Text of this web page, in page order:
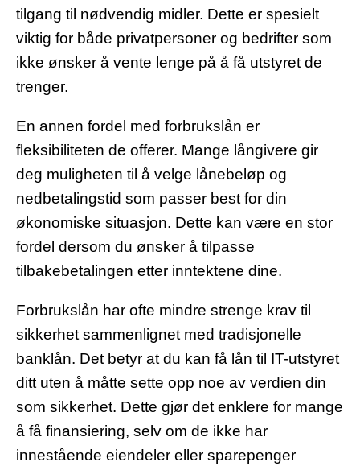
tilgang til nødvendig midler. Dette er spesielt
viktig for både privatpersoner og bedrifter som
ikke ønsker å vente lenge på å få utstyret de
trenger.
En annen fordel med forbrukslån er
fleksibiliteten de offerer. Mange långivere gir
deg muligheten til å velge lånebeløp og
nedbetalingstid som passer best for din
økonomiske situasjon. Dette kan være en stor
fordel dersom du ønsker å tilpasse
tilbakebetalingen etter inntektene dine.
Forbrukslån har ofte mindre strenge krav til
sikkerhet sammenlignet med tradisjonelle
banklån. Det betyr at du kan få lån til IT-utstyret
ditt uten å måtte sette opp noe av verdien din
som sikkerhet. Dette gjør det enklere for mange
å få finansiering, selv om de ikke har
innestående eiendeler eller sparepenger